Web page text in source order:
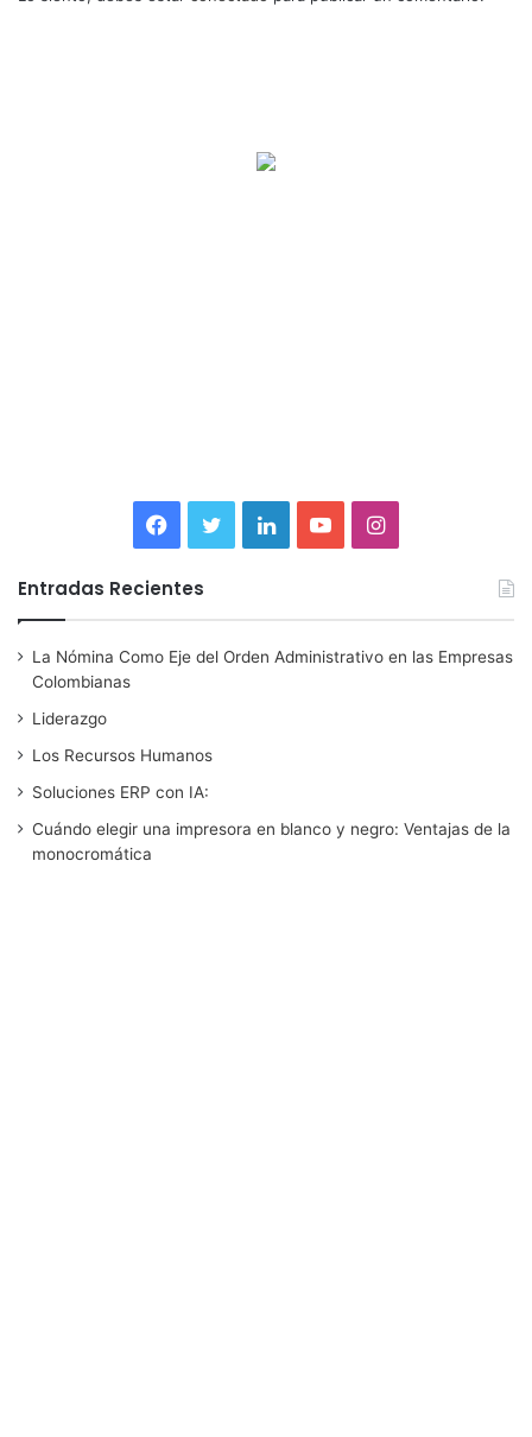
c
e
o
i
t
L
n
k
u
T
I
s
t
Entradas Recientes
La Nómina Como Eje del Orden Administrativo en las Empresas
Colombianas
Liderazgo
Los Recursos Humanos
Soluciones ERP con IA:
Cuándo elegir una impresora en blanco y negro: Ventajas de la
monocromática